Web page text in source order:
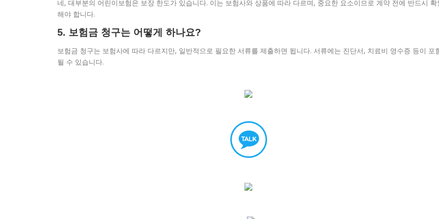
네, 대부분의 어린이보험은 보장 한도가 있습니다. 이는 보험사와 상품에 따라 다르며, 중요한 요소이므로 계약 전에 반드시 확
해야 합니다.
5. 보험금 청구는 어떻게 하나요?
보험금 청구는 보험사에 따라 다르지만, 일반적으로 필요한 서류를 제출하면 됩니다. 서류에는 진단서, 치료비 영수증 등이 포
될 수 있습니다.